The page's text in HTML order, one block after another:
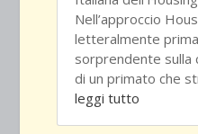
Nell’approccio
letteralmente prima
sorprendente sulla
di un primato che
leggi tutto